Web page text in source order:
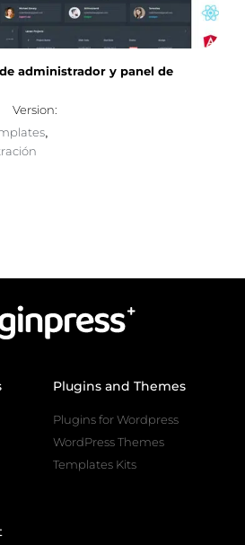
administrador y panel de
Version:
,
Plugins and Themes
Plugins for Wordpress
WordPress Themes
Templates Kits